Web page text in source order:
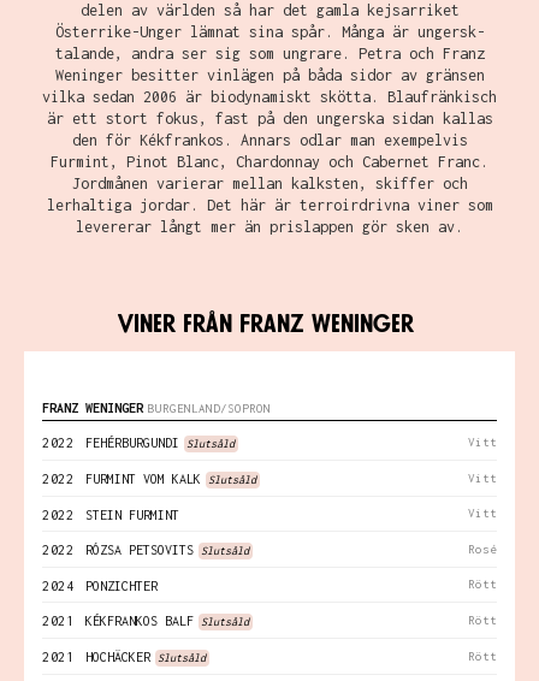
delen av världen så har det gamla kejsarriket
Österrike-Unger lämnat sina spår. Många är ungersk-
talande, andra ser sig som ungrare. Petra och Franz
Weninger besitter vinlägen på båda sidor av gränsen
vilka sedan 2006 är biodynamiskt skötta. Blaufränkisch
är ett stort fokus, fast på den ungerska sidan kallas
den för Kékfrankos. Annars odlar man exempelvis
Furmint, Pinot Blanc, Chardonnay och Cabernet Franc.
Jordmånen varierar mellan kalksten, skiffer och
lerhaltiga jordar. Det här är terroirdrivna viner som
levererar långt mer än prislappen gör sken av.
Viner från Franz Weninger
FRANZ WENINGER BURGENLAND/SOPRON
2022 FEHÉRBURGUNDI Slutsåld Vitt
2022 FURMINT VOM KALK Slutsåld Vitt
2022 STEIN FURMINT Vitt
2022 RÓZSA PETSOVITS Slutsåld Rosé
2024 PONZICHTER Rött
2021 KÉKFRANKOS BALF Slutsåld Rött
2021 HOCHÄCKER Slutsåld Rött